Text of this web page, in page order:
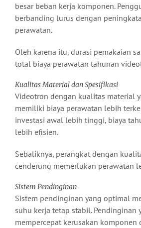
besar beban kerja komponen.
berbanding lurus dengan
perawatan.
Oleh karena itu, durasi pemakaian
total biaya perawatan tahunan
Kualitas Material dan Spesifikasi
Videotron dengan kualitas material
memiliki biaya perawatan lebih
investasi awal lebih tinggi, biaya
lebih efisien.
Sebaliknya, perangkat dengan
cenderung memerlukan perawatan
Sistem Pendinginan
Sistem pendinginan yang optimal
suhu kerja tetap stabil. Pendinginan
mempercepat kerusakan komponen